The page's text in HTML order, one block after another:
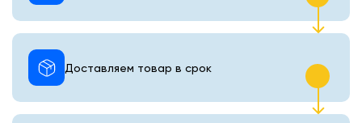
Доставляем товар в срок